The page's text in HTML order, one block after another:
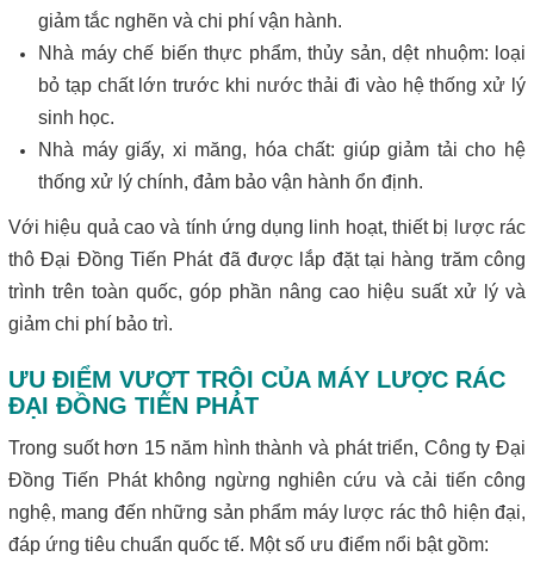
giảm tắc nghẽn và chi phí vận hành.
Nhà máy chế biến thực phẩm, thủy sản, dệt nhuộm: loại
bỏ tạp chất lớn trước khi nước thải đi vào hệ thống xử lý
sinh học.
Nhà máy giấy, xi măng, hóa chất: giúp giảm tải cho hệ
thống xử lý chính, đảm bảo vận hành ổn định.
Với hiệu quả cao và tính ứng dụng linh hoạt, thiết bị lược rác
thô Đại Đồng Tiến Phát đã được lắp đặt tại hàng trăm công
trình trên toàn quốc, góp phần nâng cao hiệu suất xử lý và
giảm chi phí bảo trì.
ƯU ĐIỂM VƯỢT TRỘI CỦA MÁY LƯỢC RÁC
ĐẠI ĐỒNG TIẾN PHÁT
Trong suốt hơn 15 năm hình thành và phát triển, Công ty Đại
Đồng Tiến Phát không ngừng nghiên cứu và cải tiến công
nghệ, mang đến những sản phẩm máy lược rác thô hiện đại,
đáp ứng tiêu chuẩn quốc tế. Một số ưu điểm nổi bật gồm: